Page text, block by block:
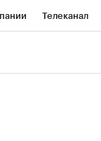
Телеканал